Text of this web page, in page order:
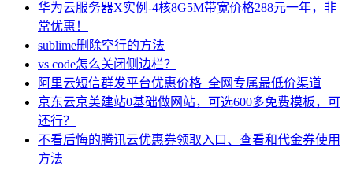
华为云服务器X实例-4核8G5M带宽价格288元一年，非
常优惠！
sublime删除空行的方法
vs code怎么关闭侧边栏？
阿里云短信群发平台优惠价格_全网专属最低价渠道
京东云京美建站0基础做网站，可选600多免费模板，可
还行？
不看后悔的腾讯云优惠券领取入口、查看和代金券使用
方法